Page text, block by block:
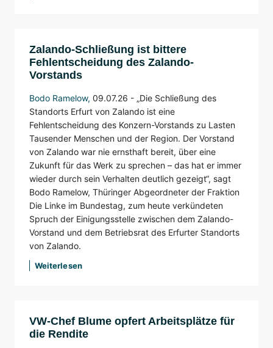
Zalando-Schließung ist bittere
Fehlentscheidung des Zalando-
Vorstands
Bodo Ramelow, 09.07.26 - „Die Schließung des
Standorts Erfurt von Zalando ist eine
Fehlentscheidung des Konzern-Vorstands zu Lasten
Tausender Menschen und der Region. Der Vorstand
von Zalando war nie ernsthaft bereit, über eine
Zukunft für das Werk zu sprechen – das hat er immer
wieder durch sein Verhalten deutlich gezeigt“, sagt
Bodo Ramelow, Thüringer Abgeordneter der Fraktion
Die Linke im Bundestag, zum heute verkündeten
Spruch der Einigungsstelle zwischen dem Zalando-
Vorstand und dem Betriebsrat des Erfurter Standorts
von Zalando.
Weiterlesen
VW-Chef Blume opfert Arbeitsplätze für
die Rendite